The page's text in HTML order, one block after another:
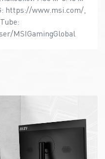
https://www.msi.com/,
MSIGamingGlobal